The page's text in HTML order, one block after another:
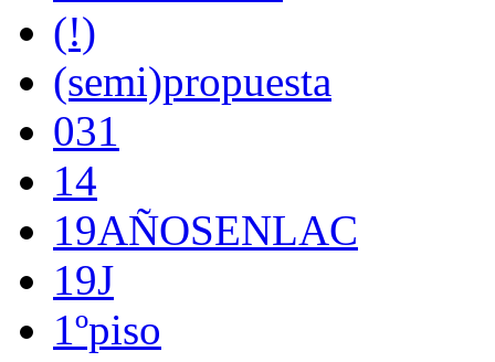
(!)
(semi)propuesta
031
14
19AÑOSENLAC
19J
1ºpiso